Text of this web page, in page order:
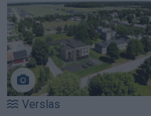
Verslas